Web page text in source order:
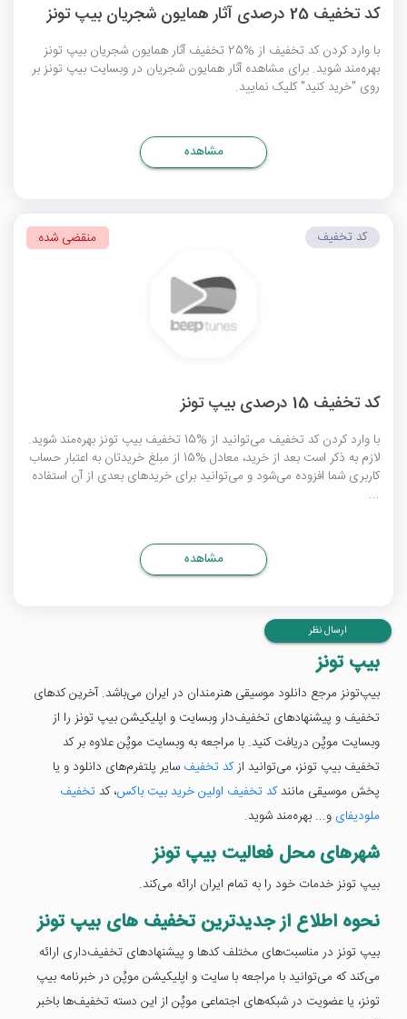
کد تخفیف 25 درصدی آثار همایون شجریان بیپ تونز
با وارد کردن کد تخفیف از %25 تخفیف آثار همایون شجریان بیپ تونز
بهره‌مند شوید. برای مشاهده آثار همایون شجریان در وبسایت بیپ تونز بر
روی "خرید کنید" کلیک نمایید.
مشاهده
کد تخفیف 15 درصدی بیپ تونز
با وارد کردن کد تخفیف می‌توانید از %15 تخفیف بیپ تونز بهره‌مند شوید.
لازم به ذکر است بعد از خرید، معادل %15 از مبلغ خریدتان به اعتبار حساب
کاربری شما افزوده می‌شود و می‌توانید برای خریدهای بعدی از آن استفاده
...
کد تخفیف منقضی شده
مشاهده
ارسال نظر
بیپ تونز
بیپ‌تونز مرجع دانلود موسیقی هنرمندان در ایران می‌باشد. آخرین کدهای
تخفیف و پیشنهادهای تخفیف‌دار وبسایت و اپلیکیشن بیپ تونز را از
وبسایت موپُن دریافت کنید. با مراجعه به وبسایت موپُن علاوه بر کد
تخفیف بیپ تونز، می‌توانید ازکد تخفیف سایر پلتفرم‌های دانلود و یا
پخش موسیقی مانندکد تخفیف اولین خرید بیت باکس، کدتخفیف
ملودیفای و... بهره‌مند شوید.
شهر‌های محل فعالیت بیپ تونز
بیپ تونز خدمات خود را به تمام ایران ارائه می‌کند.
نحوه اطلاع از جدید‌ترین تخفیف ‌های بیپ تونز
بیپ تونز در مناسبت‌های مختلف کدها و پیشنهاد‌های تخفیف‌داری ارائه
می‌کند که می‌توانید با مراجعه با سایت و اپلیکیشن موپُن در خبرنامه بیپ
تونز، یا عضویت در شبکه‌های اجتماعی موپُن از این دسته تخفیف‌ها با‌خبر